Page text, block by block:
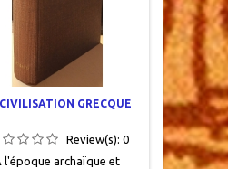
GRECQUE
Review(s): 0
l'époque archaïque et